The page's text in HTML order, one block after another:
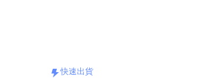
快速出貨